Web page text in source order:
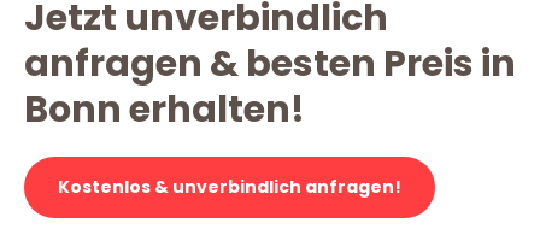
Jetzt unverbindlich
anfragen & besten Preis in
Bonn erhalten!
Kostenlos & unverbindlich anfragen!